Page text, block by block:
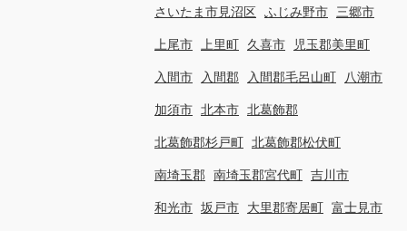
さいたま市見沼区 ふじみ野市 三郷市
上尾市 上里町 久喜市 児玉郡美里町
入間市 入間郡 入間郡毛呂山町 八潮市
加須市 北本市 北葛飾郡
北葛飾郡杉戸町 北葛飾郡松伏町
南埼玉郡 南埼玉郡宮代町 吉川市
和光市 坂戸市 大里郡寄居町 富士見市